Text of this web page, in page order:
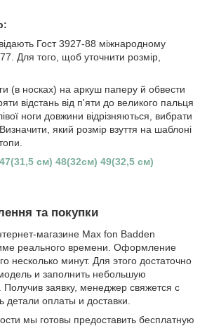
Гост 3927-88 міжнародному
Для того, щоб уточнити розмір,
(в носках) на аркуш паперу й обвести
відстань від п'яти до великого пальця
ноги довжини відрізняються, вибрати
який розмір взуття на шаблоні
см) 48(32см) 49(32,5 см)
та покупки
магазине Max fon Badden
реального времени. Оформление
несколько минут. Для этого достаточно
и заполнить небольшую
заявку, менеджер свяжется с
детали оплаты и доставки.
мы готовы предоставить бесплатную